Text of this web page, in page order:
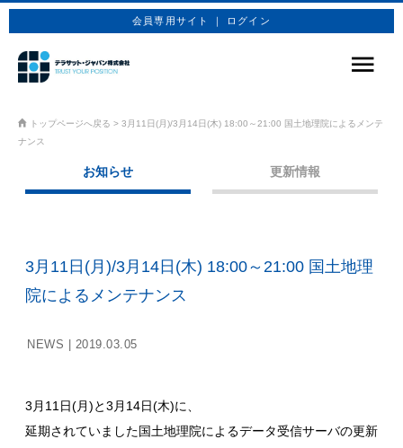
会員専用サイト ｜ ログイン
技術情報
お問合せ
トップページへ戻る > 3月11日(月)/3月14日(木) 18:00～21:00 国土地理院によるメンテ
ナンス
お知らせ 更新情報
3月11日(月)/3月14日(木) 18:00～21:00 国土地理
院によるメンテナンス
NEWS | 2019.03.05
3月11日(月)と3月14日(木)に、
延期されていました国土地理院によるデータ受信サーバの更新